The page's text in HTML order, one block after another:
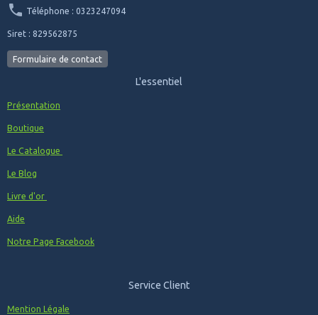
Téléphone : 0323247094
Siret : 829562875
Formulaire de contact
L'essentiel
Présentation
Boutique
Le Catalogue
Le Blog
Livre d'or
Aide
Notre Page Facebook
Service Client
Mention Légale